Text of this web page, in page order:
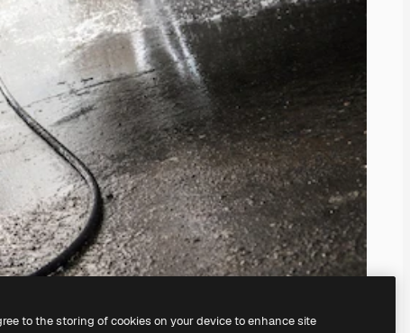
to the storing of cookies on your device to enhance site